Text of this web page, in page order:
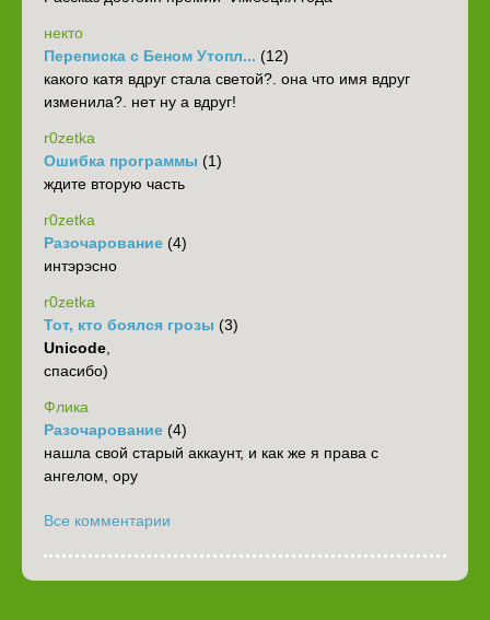
некто
Переписка с Беном Утопл... (12)
какого катя вдруг стала светой?. она что имя вдруг
изменила?. нет ну а вдруг!
r0zetka
Ошибка программы (1)
ждите вторую часть
r0zetka
Разочарование (4)
интэрэсно
r0zetka
Тот, кто боялся грозы (3)
Unicode
спасибо)
Флика
Разочарование (4)
нашла свой старый аккаунт, и как же я права с
ангелом, ору
Все комментарии